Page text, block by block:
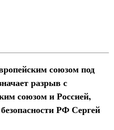
союзом под
разрыв с
союзом и Россией,
РФ Сергей